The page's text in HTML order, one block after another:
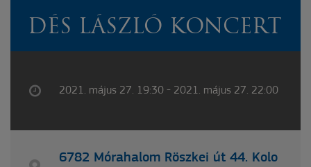
DÉS LÁSZLÓ KONCERT
2021. május 27. 19:30 - 2021. május 27. 22:00
6782 Mórahalom Röszkei út 44. Kolo